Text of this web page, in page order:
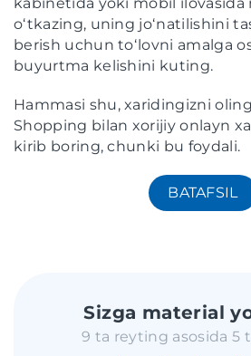
oʻtkazing, uning joʻnatilishini
berish uchun toʻlovni amalga
buyurtma kelishini kuting.
Hammasi shu, xaridingizni
Shopping bilan xorijiy onlayn
kirib boring, chunki bu foydali.
BATAFSIL
Sizga material
9 ta reyting asosida 5